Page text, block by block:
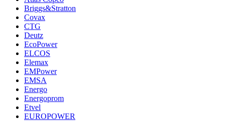
Briggs&Stratton
Covax
CTG
Deutz
EcoPower
ELCOS
Elemax
EMPower
EMSA
Energo
Energoprom
Etvel
EUROPOWER